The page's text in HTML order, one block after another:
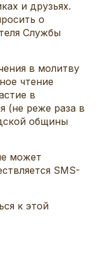
и друзьях.
о
Службы
в молитву
чтение
в
(не реже раза в
общины
может
SMS-
к этой